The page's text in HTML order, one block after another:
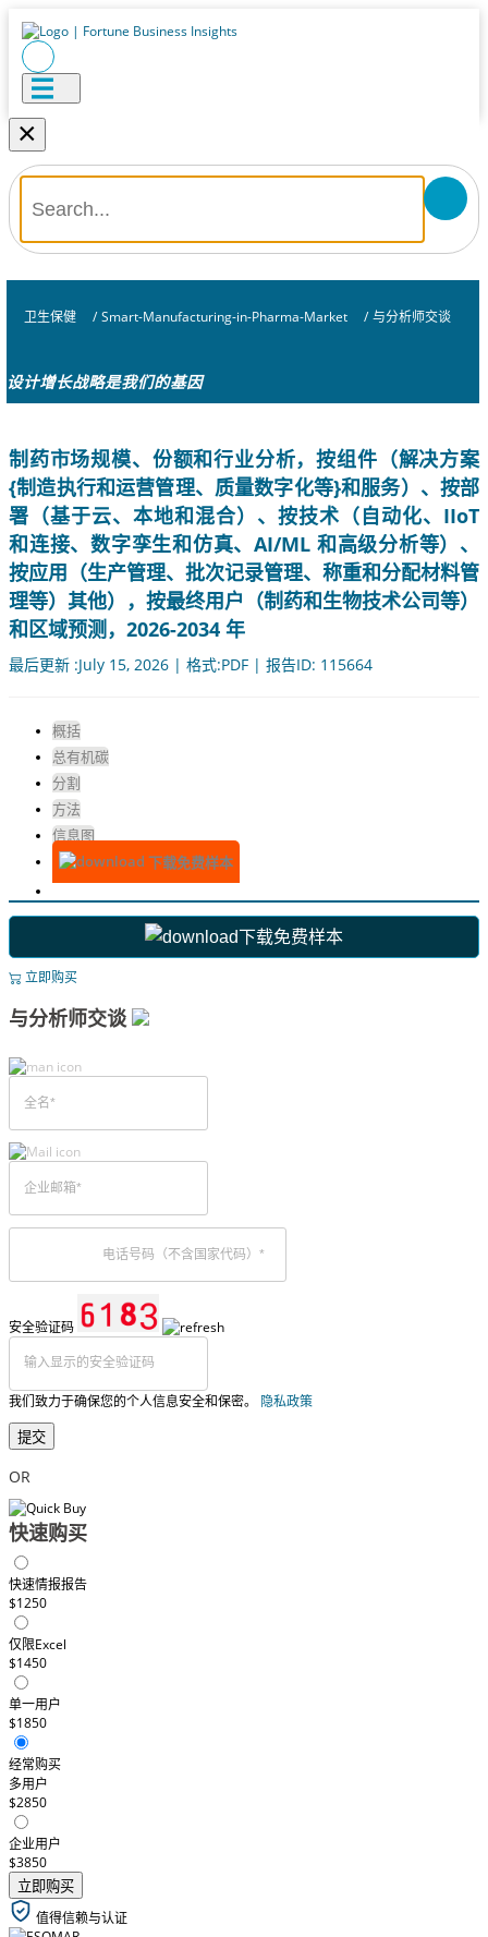
×
卫生保健 / Smart-Manufacturing-in-Pharma-Market / 与分析师交谈
设计增长战略是我们的基因
制药市场规模、份额和行业分析，按组件（解决方案
{制造执行和运营管理、质量数字化等}和服务）、按部
署（基于云、本地和混合）、按技术（自动化、IIoT
和连接、数字孪生和仿真、AI/ML 和高级分析等）、
按应用（生产管理、批次记录管理、称重和分配材料管
理等）其他），按最终用户（制药和生物技术公司等）
和区域预测，2026-2034 年
最后更新 :July 15, 2026 | 格式:PDF | 报告ID: 115664
概括
总有机碳
分割
方法
信息图
下载免费样本
下载免费样本
立即购买
与分析师交谈
安全验证码
我们致力于确保您的个人信息安全和保密。 隐私政策
提交
OR
快速购买
快速情报报告
$1250
仅限Excel
$1450
单一用户
$1850
经常购买
多用户
$2850
企业用户
$3850
立即购买
值得信赖与认证